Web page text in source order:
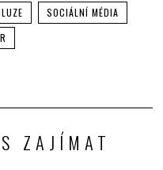
SOCIÁLNÍ MÉDIA
ZAJÍMAT